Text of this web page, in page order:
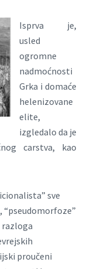
Isprva je,
usled
ogromne
nadmoćnosti
Grka i domaće
helenizovane
elite,
izgledalo da je
carstva, kao
sve
proučeni